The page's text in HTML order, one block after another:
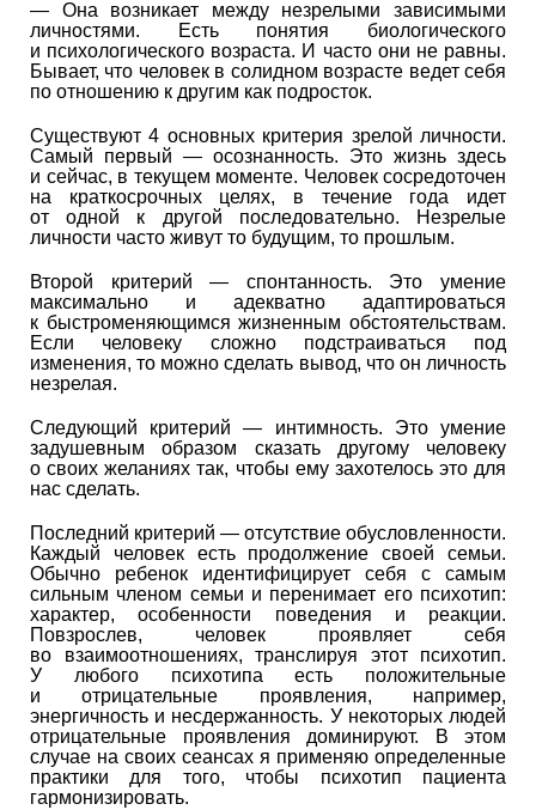
— Она возникает между незрелыми зависимыми
личностями. Есть понятия биологического
и психологического возраста. И часто они не равны.
Бывает, что человек в солидном возрасте ведет себя
по отношению к другим как подросток.
Существуют 4 основных критерия зрелой личности.
Самый первый — осознанность. Это жизнь здесь
и сейчас, в текущем моменте. Человек сосредоточен
на краткосрочных целях, в течение года идет
от одной к другой последовательно. Незрелые
личности часто живут то будущим, то прошлым.
Второй критерий — спонтанность. Это умение
максимально и адекватно адаптироваться
к быстроменяющимся жизненным обстоятельствам.
Если человеку сложно подстраиваться под
изменения, то можно сделать вывод, что он личность
незрелая.
Следующий критерий — интимность. Это умение
задушевным образом сказать другому человеку
о своих желаниях так, чтобы ему захотелось это для
нас сделать.
Последний критерий — отсутствие обусловленности.
Каждый человек есть продолжение своей семьи.
Обычно ребенок идентифицирует себя с самым
сильным членом семьи и перенимает его психотип:
характер, особенности поведения и реакции.
Повзрослев, человек проявляет себя
во взаимоотношениях, транслируя этот психотип.
У любого психотипа есть положительные
и отрицательные проявления, например,
энергичность и несдержанность. У некоторых людей
отрицательные проявления доминируют. В этом
случае на своих сеансах я применяю определенные
практики для того, чтобы психотип пациента
гармонизировать.